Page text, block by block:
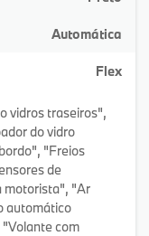
Automática
Flex
vidros traseiros",
do vidro
"Freios
de
motorista", "Ar
automático
com